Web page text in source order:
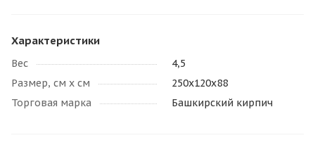
Характеристики
Вес
4,5
Размер, см х см
250х120х88
Торговая марка
Башкирский кирпич